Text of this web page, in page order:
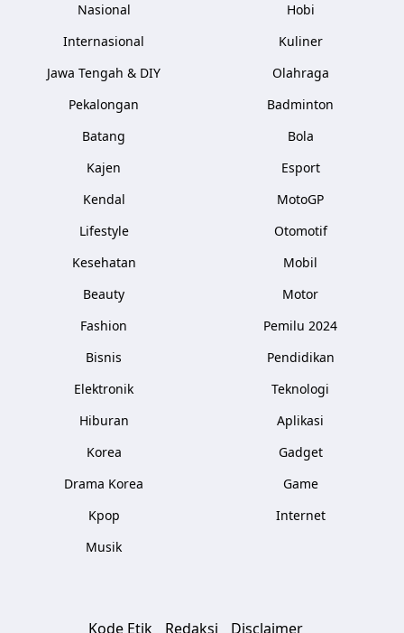
Nasional
Internasional
Jawa Tengah & DIY
Pekalongan
Batang
Kajen
Kendal
Lifestyle
Kesehatan
Beauty
Fashion
Bisnis
Elektronik
Hiburan
Korea
Drama Korea
Kpop
Musik
Hobi
Kuliner
Olahraga
Badminton
Bola
Esport
MotoGP
Otomotif
Mobil
Motor
Pemilu 2024
Pendidikan
Teknologi
Aplikasi
Gadget
Game
Internet
Kode Etik Redaksi Disclaimer